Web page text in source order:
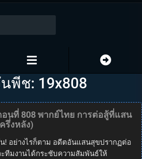
พีช: 19x808
อนที่ 808 พากย์ไทย การต่อสู้ที่แสน
รึ่งหลัง)
อย่างไรก็ตาม อดีตอันแสนสุขปรากฏต่อ
ทีมงานได้กระชับความสัมพันธ์ให้